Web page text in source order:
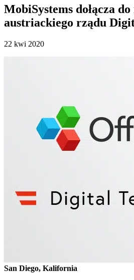
MobiSystems dołącza
austriackiego rządu
22 kwi 2020
San Diego, Kalifornia